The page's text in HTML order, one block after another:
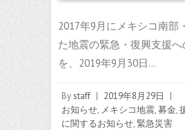
2017年9月にメキシコ南部
た地震の緊急・復興支援
を、2019年9月30日…
Bystaff | 2019年8月29日
|
お知らせ, メキシコ地震,募金,
に関するお知らせ,緊急災害